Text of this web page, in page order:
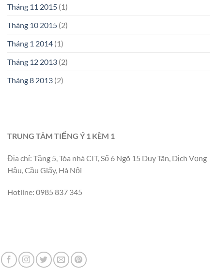
Tháng 11 2015 (1)
Tháng 10 2015 (2)
Tháng 1 2014 (1)
Tháng 12 2013 (2)
Tháng 8 2013 (2)
TRUNG TÂM TIẾNG Ý 1 KÈM 1
Địa chỉ: Tầng 5, Tòa nhà CIT, Số 6 Ngõ 15 Duy Tân, Dịch Vọng
Hậu, Cầu Giấy, Hà Nội
Hotline: 0985 837 345